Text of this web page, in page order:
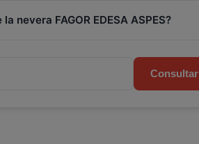
nevera FAGOR EDESA ASPES?
Consultar